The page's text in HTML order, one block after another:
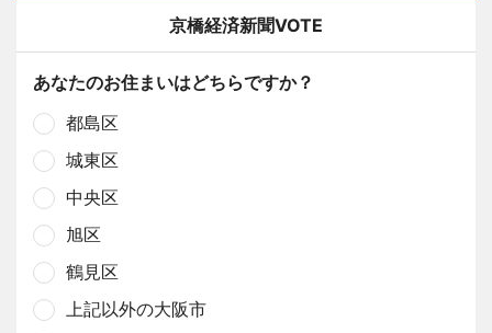
京橋経済新聞VOTE
あなたのお住まいはどちらですか？
都島区
城東区
中央区
旭区
鶴見区
上記以外の大阪市